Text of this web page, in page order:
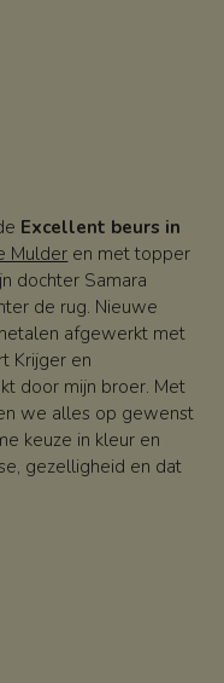
Excellent beurs in
Mulder en met topper
dochter Samara
de rug. Nieuwe
afgewerkt met
Krijger en
door mijn broer. Met
we alles op gewenst
keuze in kleur en
gezelligheid en dat